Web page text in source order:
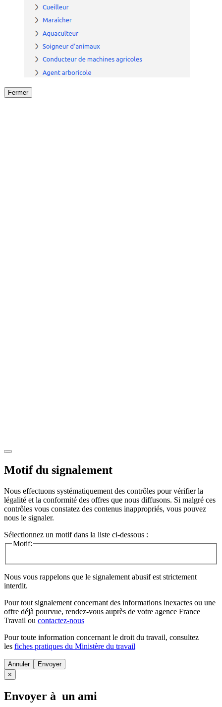
Fermer
Motif du signalement
Nous effectuons systématiquement des contrôles pour vérifier la
légalité et la conformité des offres que nous diffusons. Si malgré ces
contrôles vous constatez des contenus inappropriés, vous pouvez
nous le signaler.
Sélectionnez un motif dans la liste ci-dessous :
Motif:
Nous vous rappelons que le signalement abusif est strictement
interdit.
Pour tout signalement concernant des informations inexactes ou une
offre déjà pourvue, rendez-vous auprès de votre agence France
Travail ou contactez-nous
Pour toute information concernant le droit du travail, consultez
les fiches pratiques du Ministère du travail
Annuler
×
Envoyer à un ami